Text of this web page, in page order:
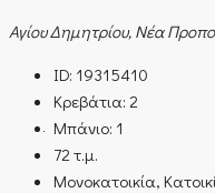
Η ΕΤΑΙΡΊΑ ΜΑΣ
ΕΠΙΚΟΙΝΩΝΊΑ
Αγίου Δημητρίου, Νέα
ID: 19315410
Κρεβάτια: 2
Μπάνιο: 1
72 τ.μ.
Μονοκατοικία,